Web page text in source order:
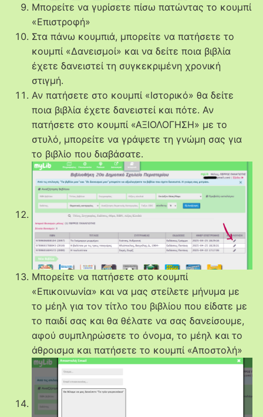
Μπορείτε να γυρίσετε πίσω πατώντας το κουμπί
«Επιστροφή»
Στα πάνω κουμπιά, μπορείτε να πατήσετε το
κουμπί «Δανεισμοί» και να δείτε ποια βιβλία
έχετε δανειστεί τη συγκεκριμένη χρονική
στιγμή.
Αν πατήσετε στο κουμπί «Ιστορικό» θα δείτε
ποια βιβλία έχετε δανειστεί και πότε. Αν
πατήσετε στο κουμπί «ΑΞΙΟΛΟΓΗΣΗ» με το
στυλό, μπορείτε να γράψετε τη γνώμη σας για
το βιβλίο που διαβάσατε.
Μπορείτε να πατήσετε στο κουμπί
«Επικοινωνία» και να μας στείλετε μήνυμα με
το μέηλ για τον τίτλο του βιβλίου που είδατε με
το παιδί σας και θα θέλατε να σας δανείσουμε,
αφού συμπληρώσετε το όνομα, το μέηλ και το
άθροισμα και πατήσετε το κουμπί «Αποστολή»